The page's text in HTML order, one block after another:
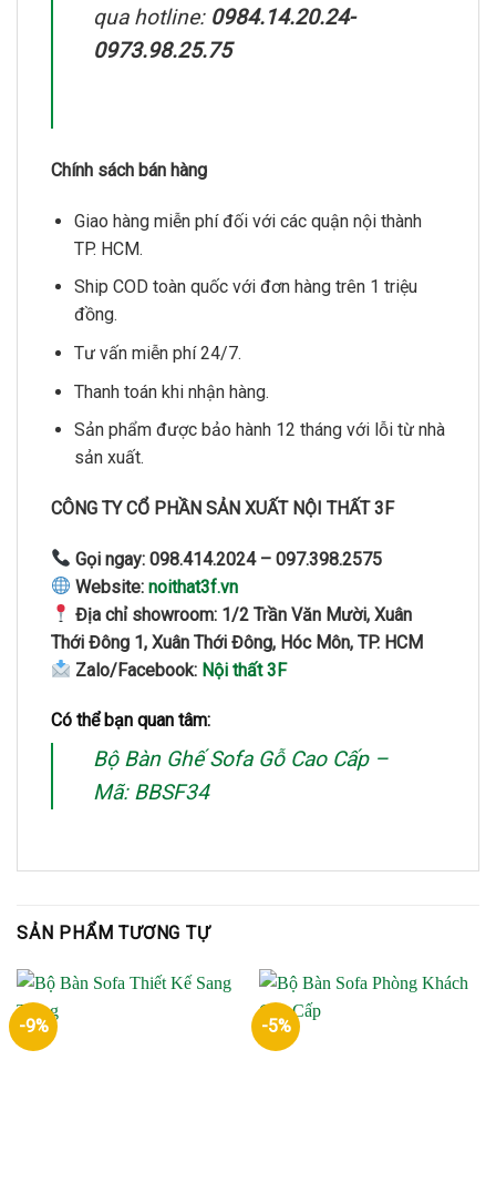
qua hotline: 0984.14.20.24-
0973.98.25.75
Chính sách bán hàng
Giao hàng miễn phí đối với các quận nội thành
TP. HCM.
Ship COD toàn quốc với đơn hàng trên 1 triệu
đồng.
Tư vấn miễn phí 24/7.
Thanh toán khi nhận hàng.
Sản phẩm được bảo hành 12 tháng với lỗi từ nhà
sản xuất.
CÔNG TY CỔ PHẦN SẢN XUẤT NỘI THẤT 3F
Gọi ngay: 098.414.2024 – 097.398.2575
Website: noithat3f.vn
Địa chỉ showroom: 1/2 Trần Văn Mười, Xuân
Thới Đông 1, Xuân Thới Đông, Hóc Môn, TP. HCM
Zalo/Facebook: Nội thất 3F
Có thể bạn quan tâm:
Bộ Bàn Ghế Sofa Gỗ Cao Cấp –
Mã: BBSF34
SẢN PHẨM TƯƠNG TỰ
-9% -5%